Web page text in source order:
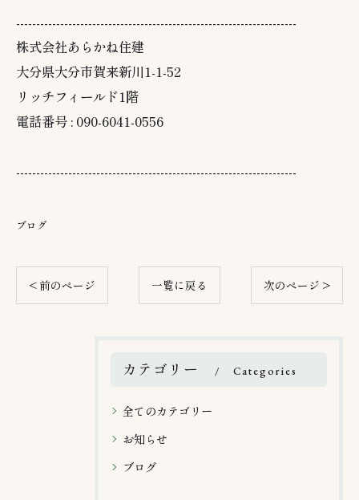
----------------------------------------------------------------------
株式会社あらかね住建
大分県大分市賀来新川1-1-52
リッチフィールド1階
電話番号 : 090-6041-0556
----------------------------------------------------------------------
ブログ
< 前のページ 一覧に戻る 次のページ >
カテゴリー Categories
全てのカテゴリー
お知らせ
ブログ